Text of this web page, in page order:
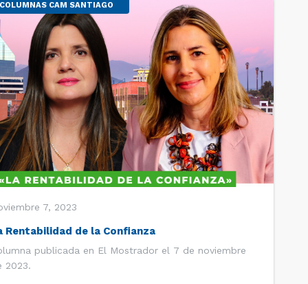
COLUMNAS CAM SANTIAGO
7, 2023
Rentabilidad de la Confianza
publicada en El Mostrador el 7 de noviembre
2023.